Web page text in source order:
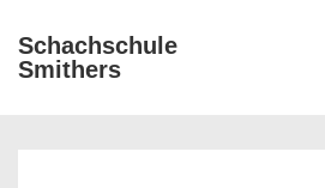
Zum
Inhalt
Schachschule
Smithers